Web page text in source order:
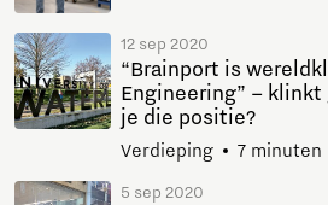
12 sep 2020
“Brainport is
Engineering” – klinkt
je die positie?
Verdieping 7 minuten
5 sep 2020